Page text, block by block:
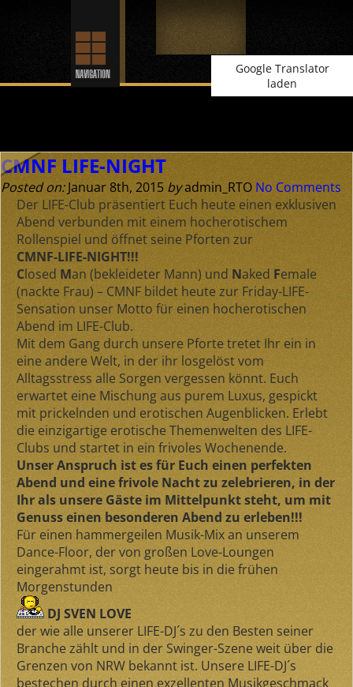
Google Translator
laden
CMNF LIFE-NIGHT
Posted on:Januar 8th, 2015 byadmin_RTO No Comments
Der LIFE-Club präsentiert Euch heute einen exklusiven
Abend verbunden mit einem hocherotischem
Rollenspiel und öffnet seine Pforten zur
CMNF-LIFE-NIGHT!!!
Closed Man (bekleideter Mann) und Naked Female
(nackte Frau) – CMNF bildet heute zur Friday-LIFE-
Sensation unser Motto für einen hocherotischen
Abend im LIFE-Club.
Mit dem Gang durch unsere Pforte tretet Ihr ein in
eine andere Welt, in der ihr losgelöst vom
Alltagsstress alle Sorgen vergessen könnt. Euch
erwartet eine Mischung aus purem Luxus, gespickt
mit prickelnden und erotischen Augenblicken. Erlebt
die einzigartige erotische Themenwelten des LIFE-
Clubs und startet in ein frivoles Wochenende.
Unser Anspruch ist es für Euch einen perfekten
Abend und eine frivole Nacht zu zelebrieren, in der
Ihr als unsere Gäste im Mittelpunkt steht, um mit
Genuss einen besonderen Abend zu erleben!!!
Für einen hammergeilen Musik-Mix an unserem
Dance-Floor, der von großen Love-Loungen
eingerahmt ist, sorgt heute bis in die frühen
Morgenstunden
DJ SVEN LOVE
der wie alle unserer LIFE-DJ´s zu den Besten seiner
Branche zählt und in der Swinger-Szene weit über die
Grenzen von NRW bekannt ist. Unsere LIFE-DJ´s
bestechen durch einen exzellenten Musikgeschmack